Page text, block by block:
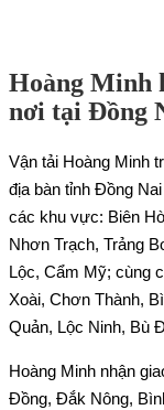
Hoàng Minh
nơi tại Đồng
Vận tải Hoàng Minh
địa bàn tỉnh Đồng
các khu vực: Biên
Nhơn Trạch, Trảng
Lộc, Cẩm Mỹ; cùng
Xoài, Chơn Thành,
Quản, Lộc Ninh, Bù
Hoàng Minh nhận
Đồng, Đắk Nông,